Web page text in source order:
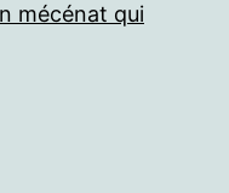
mécénat qui